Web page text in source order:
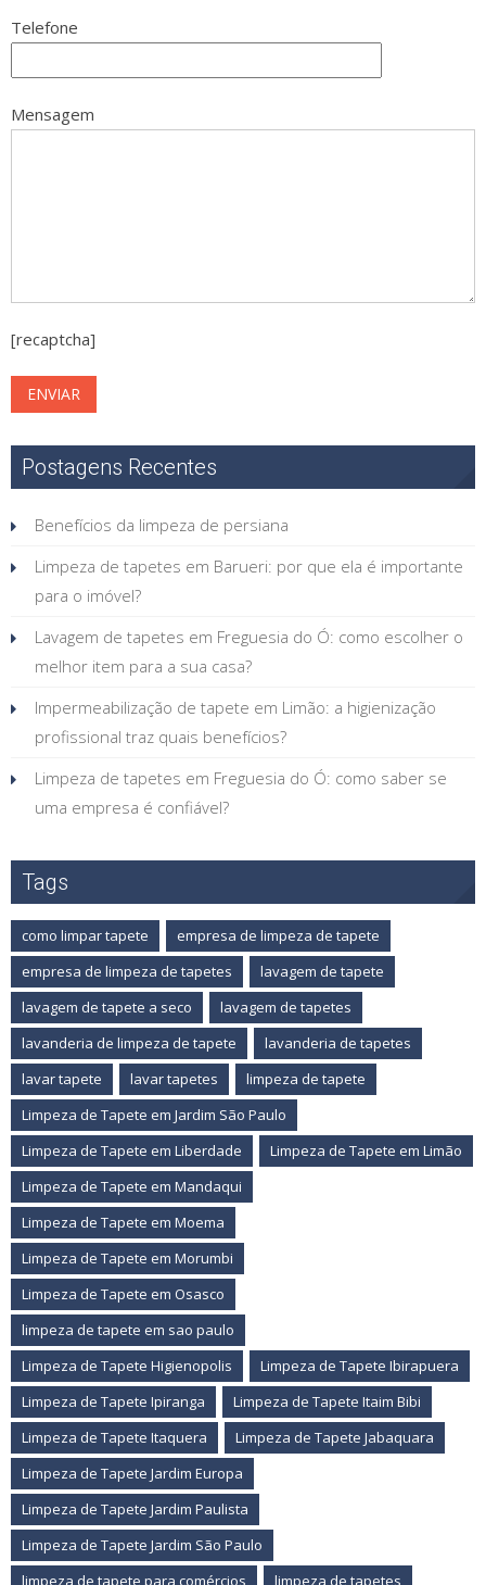
Telefone
Mensagem
[recaptcha]
Postagens Recentes
Benefícios da limpeza de persiana
Limpeza de tapetes em Barueri: por que ela é importante
para o imóvel?
Lavagem de tapetes em Freguesia do Ó: como escolher o
melhor item para a sua casa?
Impermeabilização de tapete em Limão: a higienização
profissional traz quais benefícios?
Limpeza de tapetes em Freguesia do Ó: como saber se
uma empresa é confiável?
Tags
como limpar tapete
empresa de limpeza de tapete
empresa de limpeza de tapetes
lavagem de tapete
lavagem de tapete a seco
lavagem de tapetes
lavanderia de limpeza de tapete
lavanderia de tapetes
lavar tapete
lavar tapetes
limpeza de tapete
Limpeza de Tapete em Jardim São Paulo
Limpeza de Tapete em Liberdade
Limpeza de Tapete em Limão
Limpeza de Tapete em Mandaqui
Limpeza de Tapete em Moema
Limpeza de Tapete em Morumbi
Limpeza de Tapete em Osasco
limpeza de tapete em sao paulo
Limpeza de Tapete Higienopolis
Limpeza de Tapete Ibirapuera
Limpeza de Tapete Ipiranga
Limpeza de Tapete Itaim Bibi
Limpeza de Tapete Itaquera
Limpeza de Tapete Jabaquara
Limpeza de Tapete Jardim Europa
Limpeza de Tapete Jardim Paulista
Limpeza de Tapete Jardim São Paulo
limpeza de tapete para comércios
limpeza de tapetes